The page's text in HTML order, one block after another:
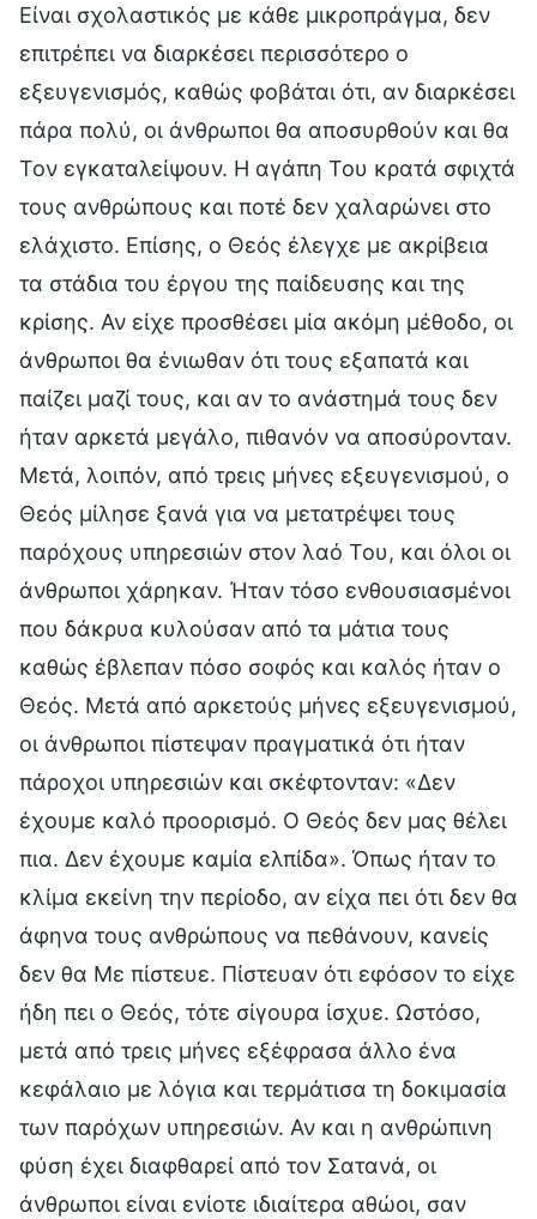
Είναι σχολαστικός με κάθε μικροπράγμα, δεν
επιτρέπει να διαρκέσει περισσότερο ο
εξευγενισμός, καθώς φοβάται ότι, αν διαρκέσει
πάρα πολύ, οι άνθρωποι θα αποσυρθούν και θα
Τον εγκαταλείψουν. Η αγάπη Του κρατά σφιχτά
τους ανθρώπους και ποτέ δεν χαλαρώνει στο
ελάχιστο. Επίσης, ο Θεός έλεγχε με ακρίβεια
τα στάδια του έργου της παίδευσης και της
κρίσης. Αν είχε προσθέσει μία ακόμη μέθοδο, οι
άνθρωποι θα ένιωθαν ότι τους εξαπατά και
παίζει μαζί τους, και αν το ανάστημά τους δεν
ήταν αρκετά μεγάλο, πιθανόν να αποσύρονταν.
Μετά, λοιπόν, από τρεις μήνες εξευγενισμού, ο
Θεός μίλησε ξανά για να μετατρέψει τους
παρόχους υπηρεσιών στον λαό Του, και όλοι οι
άνθρωποι χάρηκαν. Ήταν τόσο ενθουσιασμένοι
που δάκρυα κυλούσαν από τα μάτια τους
καθώς έβλεπαν πόσο σοφός και καλός ήταν ο
Θεός. Μετά από αρκετούς μήνες εξευγενισμού,
οι άνθρωποι πίστεψαν πραγματικά ότι ήταν
πάροχοι υπηρεσιών και σκέφτονταν: «Δεν
έχουμε καλό προορισμό. Ο Θεός δεν μας θέλει
πια. Δεν έχουμε καμία ελπίδα». Όπως ήταν το
κλίμα εκείνη την περίοδο, αν είχα πει ότι δεν θα
άφηνα τους ανθρώπους να πεθάνουν, κανείς
δεν θα Με πίστευε. Πίστευαν ότι εφόσον το είχε
ήδη πει ο Θεός, τότε σίγουρα ίσχυε. Ωστόσο,
μετά από τρεις μήνες εξέφρασα άλλο ένα
κεφάλαιο με λόγια και τερμάτισα τη δοκιμασία
των παρόχων υπηρεσιών. Αν και η ανθρώπινη
φύση έχει διαφθαρεί από τον Σατανά, οι
άνθρωποι είναι ενίοτε ιδιαίτερα αθώοι, σαν